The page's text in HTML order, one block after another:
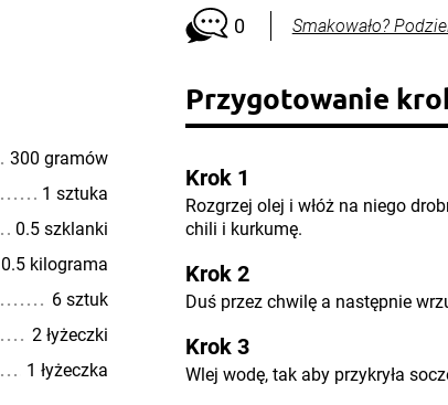
0 Smakowało?
300 gramów
1 sztuka
0.5 szklanki
0.5 kilograma
6 sztuk
2 łyżeczki
1 łyżeczka
Przygotowanie
Krok 1
Rozgrzej olej i włóż na niego
chili i kurkumę.
Krok 2
Duś przez chwilę a następnie
Krok 3
Wlej wodę, tak aby przykryła